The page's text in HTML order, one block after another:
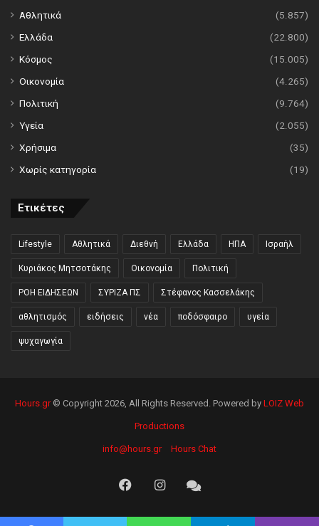
Αθλητικά
(5.857)
Ελλάδα
(22.800)
Κόσμος
(15.005)
Οικονομία
(4.265)
Πολιτική
(9.764)
Υγεία
(2.055)
Χρήσιμα
(35)
Χωρίς κατηγορία
(19)
Ετικέτες
Lifestyle Αθλητικά Διεθνή Ελλάδα ΗΠΑ Ισραήλ
Κυριάκος Μητσοτάκης Οικονομία Πολιτική
ΡΟΗ ΕΙΔΗΣΕΩΝ ΣΥΡΙΖΑ ΠΣ Στέφανος Κασσελάκης
αθλητισμός ειδήσεις νέα ποδόσφαιρο υγεία
ψυχαγωγία
Hours.gr© Copyright 2026, All Rights Reserved. Powered by LOIZ Web
Productions
info@hours.gr Hours Chat
FacebookInstagramHours
Chat